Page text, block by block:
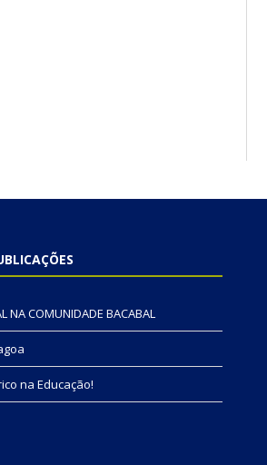
NA COMUNIDADE BACABAL
na Educação!